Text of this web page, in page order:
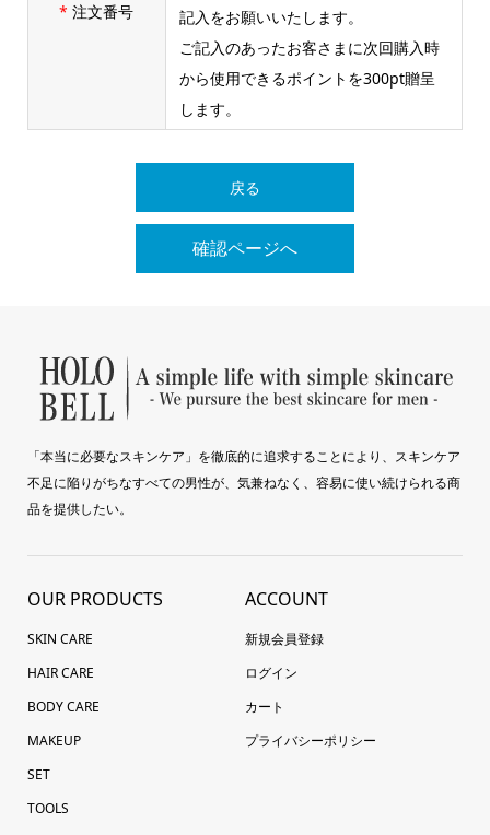
* 注文番号
記入をお願いいたします。
ご記入のあったお客さまに次回購入時
から使用できるポイントを300pt贈呈
します。
戻る
確認ページへ
「本当に必要なスキンケア」を徹底的に追求することにより、スキンケア
不足に陥りがちなすべての男性が、気兼ねなく、容易に使い続けられる商
品を提供したい。
OUR PRODUCTS
SKIN CARE
HAIR CARE
BODY CARE
MAKEUP
SET
TOOLS
ACCOUNT
新規会員登録
ログイン
カート
プライバシーポリシー